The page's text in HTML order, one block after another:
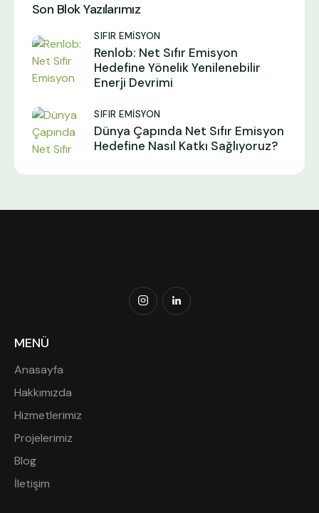
Son Blok Yazılarımız
SIFIR EMISYON
Renlob: Net Sıfır Emisyon
Hedefine Yönelik Yenilenebilir
Enerji Devrimi
SIFIR EMISYON
Dünya Çapında Net Sıfır Emisyon
Hedefine Nasıl Katkı Sağlıyoruz?
MENÜ
Anasayfa
Hakkımızda
Hizmetlerimiz
Projelerimiz
Blog
İletişim